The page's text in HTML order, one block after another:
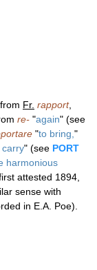
Fr. rapport,
re- "again" (see
"to bring, "
carry" (see PORT
harmonious
attested 1894,
sense with
in E.A. Poe).